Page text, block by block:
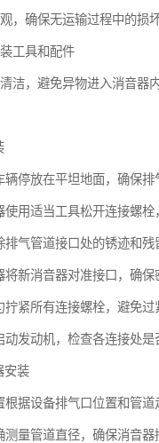
，确保无运输过程中的损
工具和配件
洁，避免异物进入消音器
辆停放在平坦地面，确保排
使用适当工具松开连接螺
排气管道接口处的锈迹和残
将新消音器对准接口，确保
拧紧所有连接螺栓，避免过
动发动机，检查各连接处是
安装
根据设备排气口位置和管
测量管道直径，确保消音器